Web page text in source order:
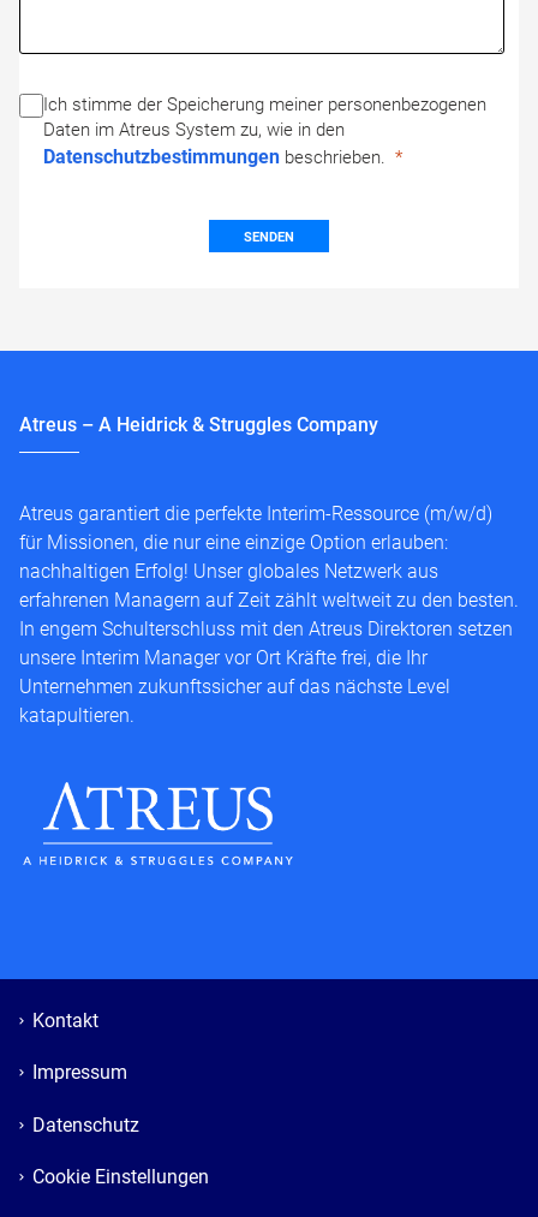
Ich stimme der Speicherung meiner personenbezogenen
Daten im Atreus System zu, wie in den
Datenschutzbestimmungen beschrieben.
SENDEN
Atreus – A Heidrick & Struggles Company
Atreus garantiert die perfekte Interim-Ressource (m/w/d)
für Missionen, die nur eine einzige Option erlauben:
nachhaltigen Erfolg! Unser globales Netzwerk aus
erfahrenen Managern auf Zeit zählt weltweit zu den besten.
In engem Schulterschluss mit den Atreus Direktoren setzen
unsere Interim Manager vor Ort Kräfte frei, die Ihr
Unternehmen zukunftssicher auf das nächste Level
katapultieren.
Kontakt
Impressum
Datenschutz
Cookie Einstellungen